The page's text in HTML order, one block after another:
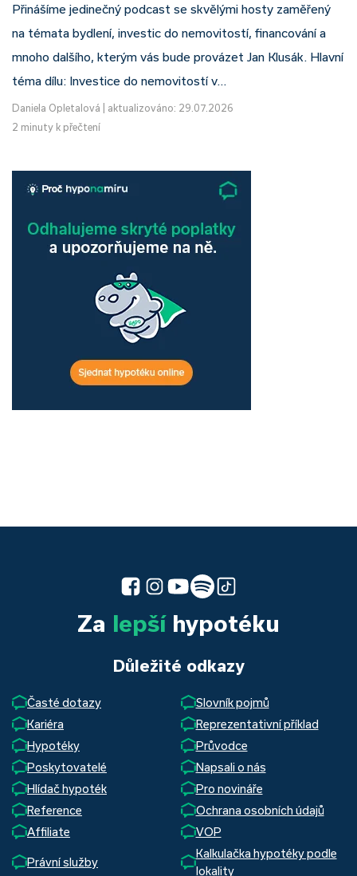
Přinášíme jedinečný podcast se skvělými hosty zaměřený
na témata bydlení, investic do nemovitostí, financování a
mnoho dalšího, kterým vás bude provázet Jan Klusák. Hlavní
téma dílu: Investice do nemovitostí v…
Daniela Opletalová
aktualizováno: 29.07.2026
2 minuty k přečtení
Za lepšíhypotéku
Důležité odkazy
Časté dotazy
Slovník pojmů
Kariéra
Reprezentativní příklad
Hypotéky
Průvodce
Poskytovatelé
Napsali o nás
Hlídač hypoték
Pro novináře
Reference
Ochrana osobních údajů
Affiliate
VOP
Právní služby
Kalkulačka hypotéky podle
lokality